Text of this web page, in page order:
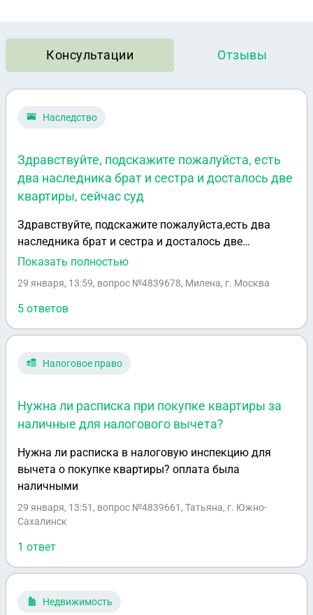
Консультации Отзывы
Наследство
Здравствуйте, подскажите пожалуйста, есть
два наследника брат и сестра и досталось две
квартиры, сейчас суд
Здравствуйте, подскажите пожалуйста,есть два
наследника брат и сестра и досталось две
квартиры , сейчас суд по одной квартире идёт и
квартира в другом городе,с ней нет проблем.Можно
ли до оформления квартир в собственность
составить соглашение о разделении долей,чтобы
по 1/2 в каждой.Если одна квартира по
недостающую сумму или по договоренности если
всех все устраивает?(Одна квартира стоит 9 мл
Показать полностью
29 января, 13:59, вопрос №4839678, Милена, г. Москва
5 ответов
Налоговое право
Нужна ли расписка при покупке квартиры за
наличные для налогового вычета?
Нужна ли расписка в налоговую инспекцию для
вычета о покупке квартиры? оплата была
наличными
29 января, 13:51 , вопрос №4839661, Татьяна, г. Южно-
Сахалинск
1 ответ
Недвижимость